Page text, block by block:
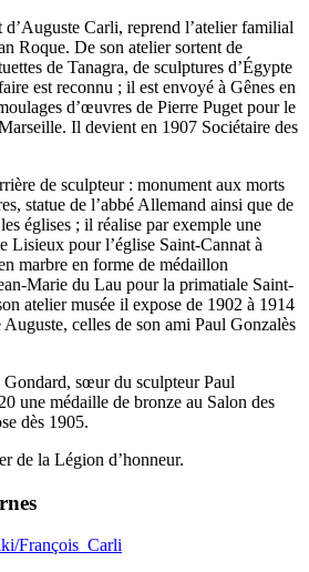
Carli, reprend l’atelier familial
Roque. De son atelier sortent de
de Tanagra, de sculptures d’Égypte
est reconnu ; il est envoyé à Gênes en
d’œuvres de Pierre Puget pour le
Il devient en 1907 Sociétaire des
de sculpteur : monument aux morts
statue de l’abbé Allemand ainsi que de
églises ; il réalise par exemple une
Lisieux pour l’église Saint-Cannat à
marbre en forme de médaillon
Marie du Lau pour la primatiale Saint-
atelier musée il expose de 1902 à 1914
celles de son ami Paul Gonzalès
Gondard, sœur du sculpteur Paul
une médaille de bronze au Salon des
dès 1905.
de la Légion d’honneur.
François_Carli